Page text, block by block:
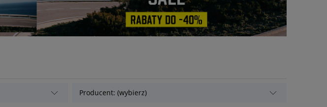
Producent: (wybierz)